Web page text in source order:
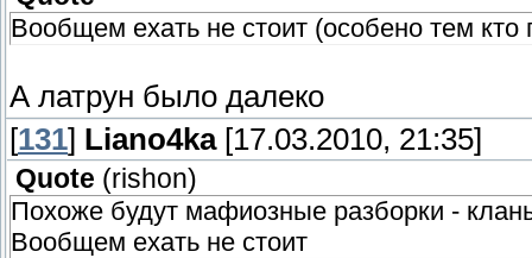
Вообщем ехать не стоит (особено тем кто
А латрун было далеко
[131] Liano4ka[17.03.2010, 21:35]
Quote (rishon)
Похоже будут мафиозные разборки -
Вообщем ехать не стоит